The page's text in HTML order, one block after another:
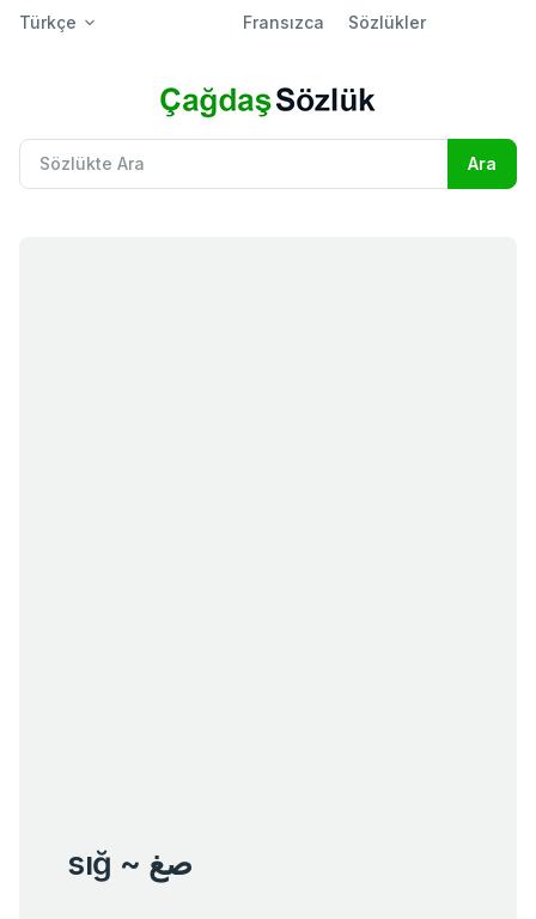
Türkçe Fransızca Sözlükler
sığ ~ صغ